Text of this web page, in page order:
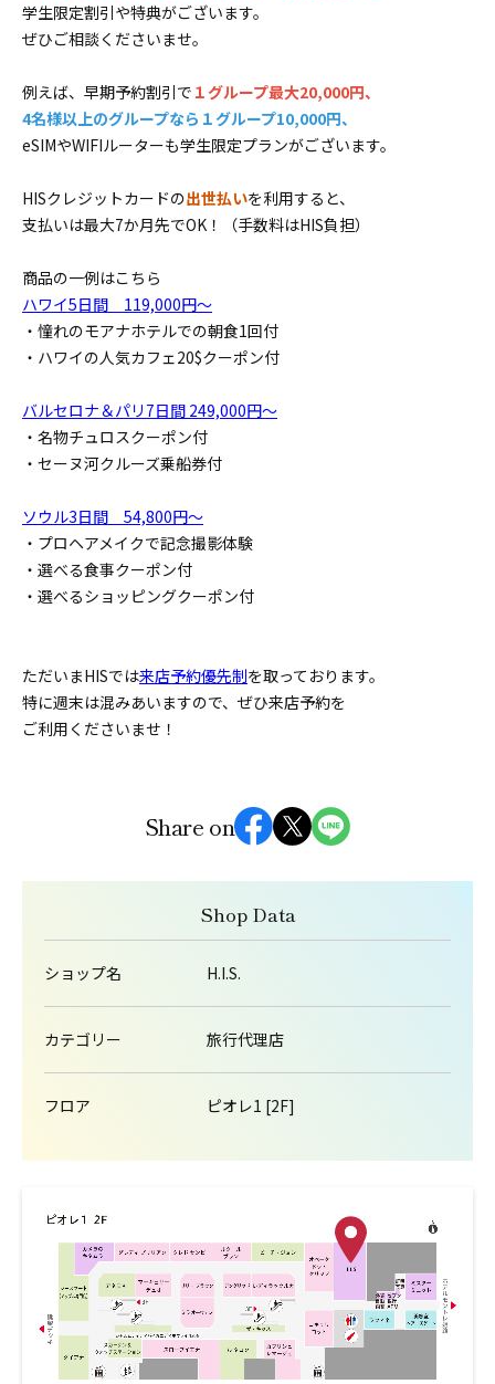
学生限定割引や特典がございます。
ぜひご相談くださいませ。
例えば、早期予約割引で １グループ最大20,000円、
4名様以上のグループなら１グループ10,000円、
eSIMやWIFIルーターも学生限定プランがございます。
HISクレジットカードの出世払いを利用すると、
支払いは最大7か月先でOK！（手数料はHIS負担）
商品の一例はこちら
ハワイ5日間 119,000円～
・憧れのモアナホテルでの朝食1回付
・ハワイの人気カフェ20$クーポン付
バルセロナ＆パリ7日間 249,000円～
・名物チュロスクーポン付
・セーヌ河クルーズ乗船券付
ソウル3日間 54,800円～
・プロヘアメイクで記念撮影体験
・選べる食事クーポン付
・選べるショッピングクーポン付
ただいまHISでは来店予約優先制を取っております。
特に週末は混みあいますので、ぜひ来店予約を
ご利用くださいませ！
Share on
Shop Data
ショップ名 H.I.S.
カテゴリー 旅行代理店
フロア ピオレ1 [2F]